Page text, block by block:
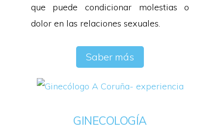
que puede condicionar molestias o
dolor en las relaciones sexuales.
Saber más
GINECOLOGÍA